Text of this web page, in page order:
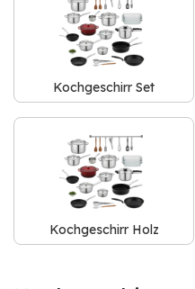
Kochgeschirr Set
Kochgeschirr Holz